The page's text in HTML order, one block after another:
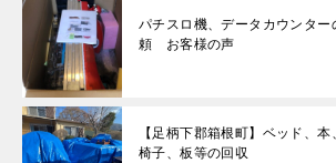
パチスロ機、データカウンター
頼 お客様の声
【足柄下郡箱根町】ベッド、本
椅子、板等の回収